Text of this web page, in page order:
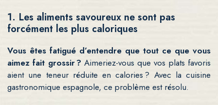
1. Les aliments savoureux ne sont pas
forcément les plus caloriques
Vous êtes fatigué d’entendre que tout ce que vous
aimez fait grossir ? Aimeriez-vous que vos plats favoris
aient une teneur réduite en calories ? Avec la cuisine
gastronomique espagnole, ce problème est résolu.